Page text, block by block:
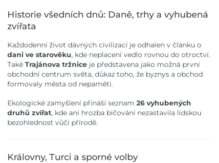
Historie všedních dnů: Daně, trhy a vyhubená
zvířata
Každodenní život dávných civilizací je odhalen v článku o
dani ve starověku, kde neplacení vedlo rovnou do otroctví.
Také Trajánova tržnice je představena jako možná první
obchodní centrum světa, důkaz toho, že byznys a obchod
formovaly města od nepaměti.
Ekologické zamyšlení přináší seznam 26 vyhubených
druhů zvířat, kde ani hrozba bičování nezastavila lidskou
bezohlednost vůči přírodě.
Královny, Turci a sporné volby